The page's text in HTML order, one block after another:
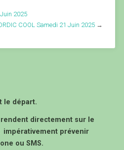
2025
COOL Samedi 21 Juin 2025 →
le départ.
directement sur le
impérativement prévenir
ou SMS.